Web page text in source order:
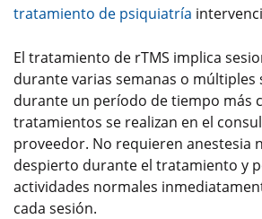
tratamiento de psiquiatría
El tratamiento de rTMS implica
durante varias semanas o múltiples
durante un período de tiempo más
tratamientos se realizan en el
proveedor. No requieren anestesia
despierto durante el tratamiento y
actividades normales
cada sesión.